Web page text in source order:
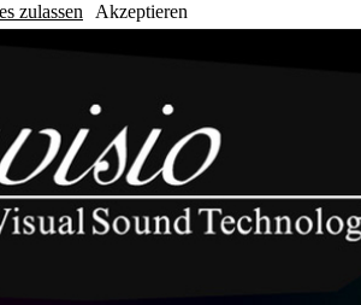
zulassen Akzeptieren